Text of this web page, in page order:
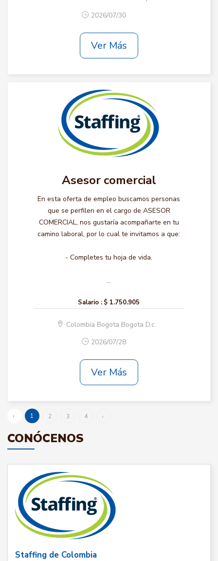
2026/07/30
Ver Más
Asesor comercial
En esta oferta de empleo buscamos personas
que se perfilen en el cargo de ASESOR
COMERCIAL, nos gustaría acompañarte en tu
camino laboral, por lo cual te invitamos a que:
- Completes tu hoja de vida.
...
Salario : $ 1.750.905
Colombia Bogota Bogota D.c.
2026/07/28
Ver Más
‹ 1 2 3 4 ›
CONÓCENOS
Staffing de Colombia